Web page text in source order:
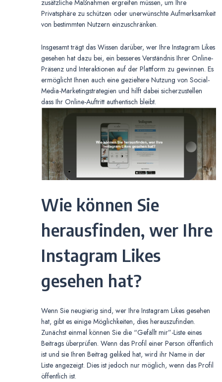
zusätzliche Maßnahmen ergreifen müssen, um Ihre
Privatsphäre zu schützen oder unerwünschte Aufmerksamkeit
von bestimmten Nutzern einzuschränken.
Insgesamt trägt das Wissen darüber, wer Ihre Instagram Likes
gesehen hat dazu bei, ein besseres Verständnis Ihrer Online-
Präsenz und Interaktionen auf der Plattform zu gewinnen. Es
ermöglicht Ihnen auch eine gezieltere Nutzung von Social-
Media-Marketingstrategien und hilft dabei sicherzustellen
dass Ihr Online-Auftritt authentisch bleibt.
Wie können Sie
herausfinden, wer Ihre
Instagram Likes
gesehen hat?
Wenn Sie neugierig sind, wer Ihre Instagram Likes gesehen
hat, gibt es einige Möglichkeiten, dies herauszufinden.
Zunächst einmal können Sie die “Gefällt mir”-Liste eines
Beitrags überprüfen. Wenn das Profil einer Person öffentlich
ist und sie Ihren Beitrag geliked hat, wird ihr Name in der
Liste angezeigt. Dies ist jedoch nur möglich, wenn das Profil
öffentlich ist.